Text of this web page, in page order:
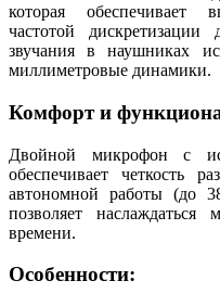
которая обеспечивает
частотой
звучания в наушниках
миллиметровые динамики.
Комфорт и
Двойной микрофон с
обеспечивает четкость
автономной работы (до
позволяет наслаждаться
времени.
Особенности: